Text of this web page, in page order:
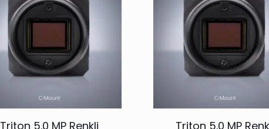
Triton 5.0 MP Renkli
Triton 5.0 MP